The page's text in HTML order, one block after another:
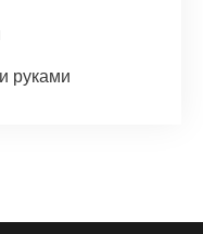
руками